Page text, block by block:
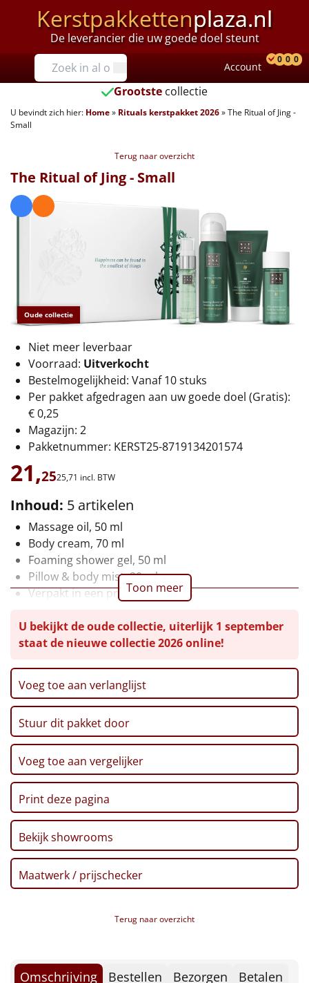
Kerstpakkettenplaza.nl
De leverancier die uw goede doel steunt
Prijzen
Tot €25
€25 tot €35
€40 tot €45
€45 tot €50
€75 tot €100
€100 en hoger
Alle kerstpakketten 2026
Thema
Origineel
Rituals
Luxe
Mannen
Vrouwen
Leuke
Goedkope
Uniek
Alle thema's
Artikel
Hitster NIEUW
Pizzarette
Tas
Warmtekussen
Account
0 0 0
Grootste collectie
U bevindt zich hier: Home» Rituals kerstpakket 2026»The Ritual of Jing -
Small
Terug naar overzicht
Oude collectie
The Ritual of Jing - Small
Niet meer leverbaar
Voorraad: Uitverkocht
Bestelmogelijkheid: Vanaf 10 stuks
Per pakket afgedragen aan uw goede doel (Gratis):
€ 0,25
Magazijn: 2
Pakketnummer: KERST25-8719134201574
21,2525,71 incl. BTW
Inhoud: 5 artikelen
Massage oil, 50 ml
Body cream, 70 ml
Foaming shower gel, 50 ml
Pillow & body mist, 20 ml
Verpakt in een prachtige Rituals
omdoos
Toon meer
U bekijkt de oude collectie, uiterlijk 1 september
staat de nieuwe collectie 2026 online!
Voeg toe aan verlanglijst
Stuur dit pakket door
Voeg toe aan vergelijker
Print deze pagina
Bekijk showrooms
Maatwerk / prijschecker
Terug naar overzicht
Omschrijving Bestellen Bezorgen Betalen